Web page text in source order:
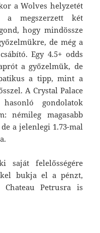
a Wolves helyzetét
a megszerzett két
hogy mindössze
de még a
Egy 4.5+ odds
a győzelmük, de
a tipp, mint a
A Crystal Palace
hasonló gondolatok
némileg magasabb
a jelenlegi 1.73-mal
saját felelősségére
bukja el a pénzt,
Petrusra is